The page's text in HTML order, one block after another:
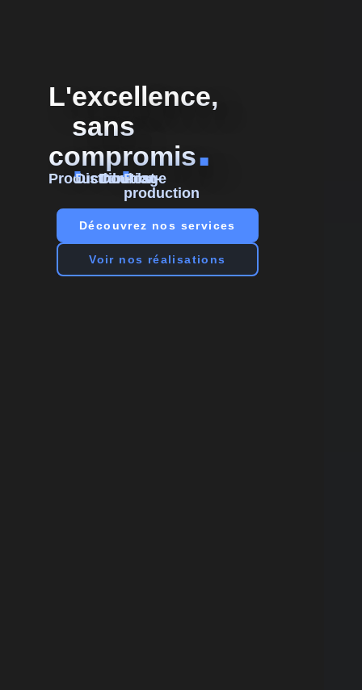
L'excellence,
sans
compromis.
Production
.
Distribution
Doublage
.
Post-
production
Découvrez nos services
Voir nos réalisations